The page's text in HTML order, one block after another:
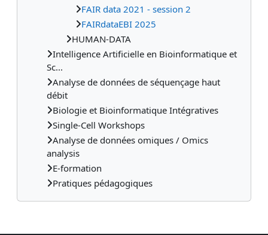
FAIR data 2021 - session 2
FAIRdataEBI 2025
HUMAN-DATA
Intelligence Artificielle en Bioinformatique et
Sc...
Analyse de données de séquençage haut
débit
Biologie et Bioinformatique Intégratives
Single-Cell Workshops
Analyse de données omiques / Omics
analysis
E-formation
Pratiques pédagogiques